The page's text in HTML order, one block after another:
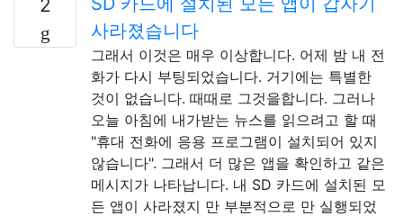
2
사라졌습니다
그래서 이것은 매우 이상합니다. 어제 밤 내 전
화가 다시 부팅되었습니다. 거기에는 특별한
것이 없습니다. 때때로 그것을합니다. 그러나
오늘 아침에 내가받는 뉴스를 읽으려고 할 때
"휴대 전화에 응용 프로그램이 설치되어 있지
않습니다". 그래서 더 많은 앱을 확인하고 같은
메시지가 나타납니다. 내 SD 카드에 설치된 모
든 앱이 사라졌지 만 부분적으로 만 실행되었